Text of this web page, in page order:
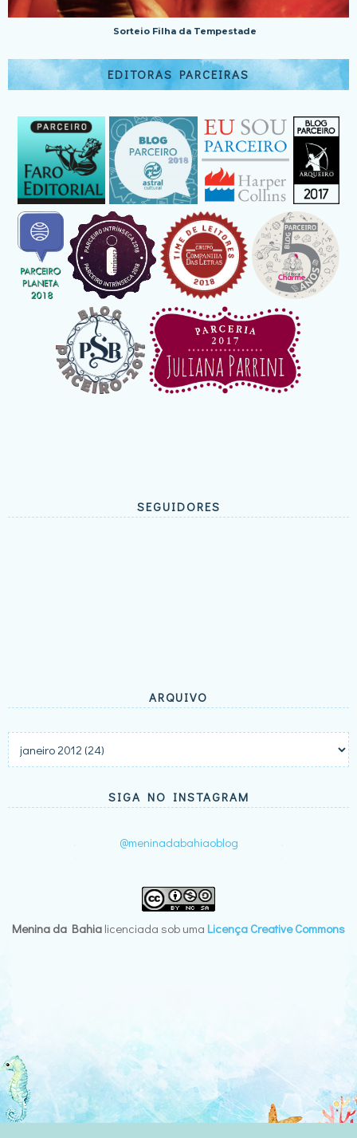
Sorteio Filha da Tempestade
EDITORAS PARCEIRAS
SEGUIDORES
ARQUIVO
SIGA NO INSTAGRAM
@meninadabahiaoblog
Menina da Bahia licenciada sob uma Licença Creative Commons